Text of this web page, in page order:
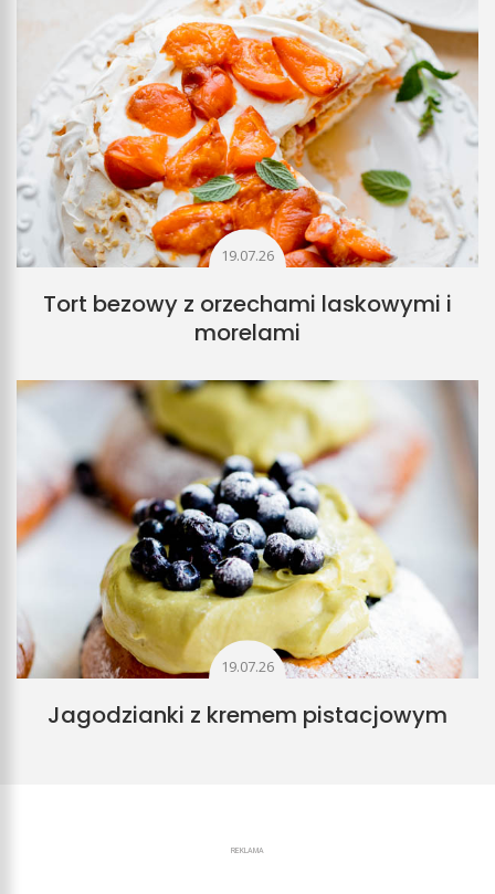
19.07.26
Tort bezowy z orzechami laskowymi i
morelami
19.07.26
Jagodzianki z kremem pistacjowym
REKLAMA